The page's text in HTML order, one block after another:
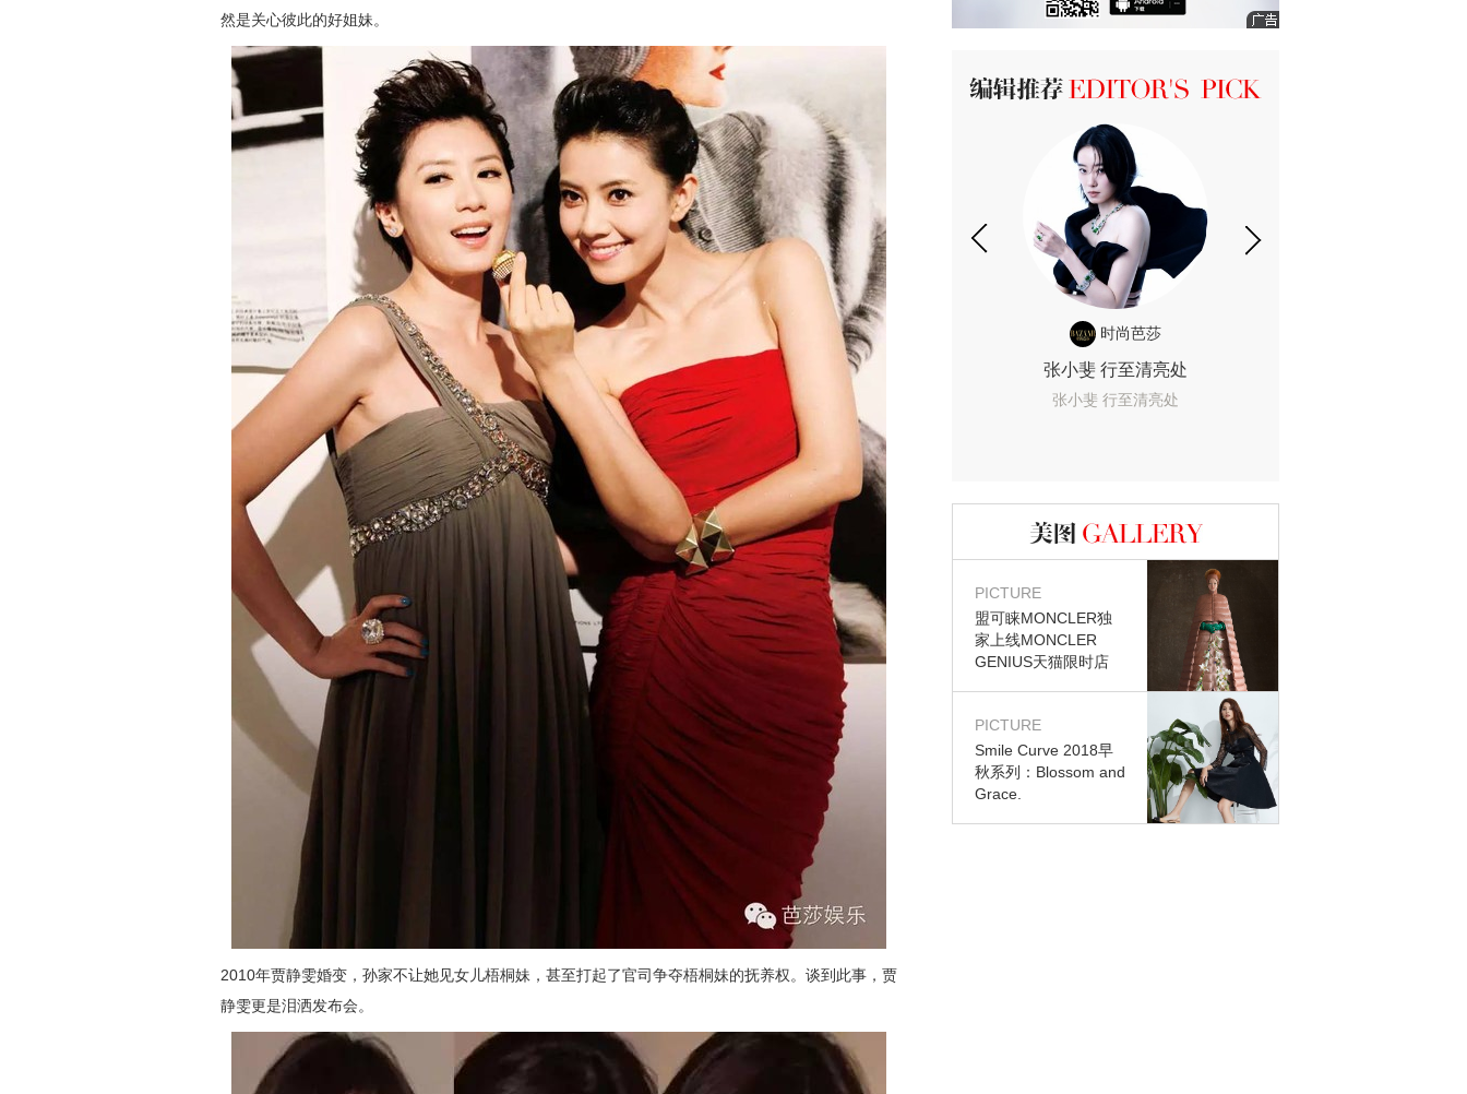
然是关心彼此的好姐妹。
2010年贾静雯婚变，孙家不让她见女儿梧桐妹，甚至打起了官司争夺梧桐妹的抚养权。谈到此事，贾
静雯更是泪洒发布会。
时尚芭莎
张小斐 行至清亮处
张小斐 行至清亮处
图库
PICTURE
盟可睐MONCLER独
家上线MONCLER
GENIUS天猫限时店
PICTURE
Smile Curve 2018早
秋系列：Blossom and
Grace.